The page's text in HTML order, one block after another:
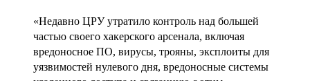
«Недавно ЦРУ утратило контроль над большей
частью своего хакерского арсенала, включая
вредоносное ПО, вирусы, трояны, эксплоиты для
уязвимостей нулевого дня, вредоносные системы